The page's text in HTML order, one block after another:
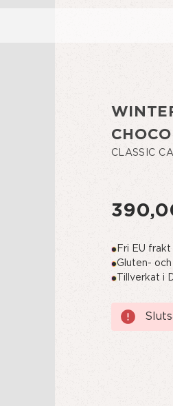
EDITION
B-CORP-
LAKRITS
CLASSIC
Fri EU frakt
Gluten-
Tillverkat i
Nuvarande
lager: